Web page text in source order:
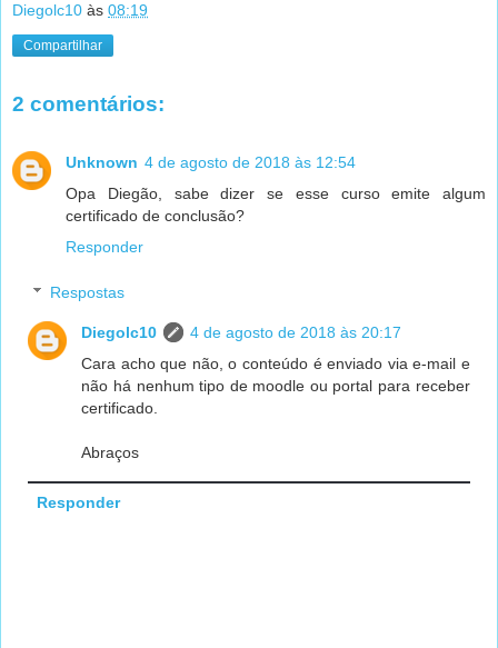
Diegolc10 às 08:19
Compartilhar
2 comentários:
Unknown 4 de agosto de 2018 às 12:54
Opa Diegão, sabe dizer se esse curso emite algum
certificado de conclusão?
Responder
Respostas
Diegolc10
4 de agosto de 2018 às 20:17
Cara acho que não, o conteúdo é enviado via e-mail e
não há nenhum tipo de moodle ou portal para receber
certificado.
Abraços
Responder